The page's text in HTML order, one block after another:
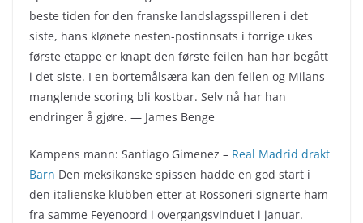
beste tiden for den franske landslagsspilleren i det
siste, hans klønete nesten-postinnsats i forrige ukes
første etappe er knapt den første feilen han har begått
i det siste. I en bortemålsæra kan den feilen og Milans
manglende scoring bli kostbar. Selv nå har han
endringer å gjøre. — James Benge
Kampens mann: Santiago Gimenez – Real Madrid drakt
Barn Den meksikanske spissen hadde en god start i
den italienske klubben etter at Rossoneri signerte ham
fra samme Feyenoord i overgangsvinduet i januar.